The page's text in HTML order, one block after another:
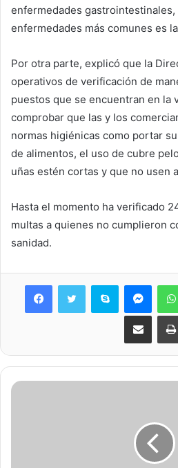
enfermedades gastrointestinales,
enfermedades más comunes es
Por otra parte, explicó que la
operativos de verificación de
puestos que se encuentran en la
comprobar que las y los
normas higiénicas como portar
de alimentos, el uso de cubre
uñas estén cortas y que no usen
Hasta el momento ha verificado
multas a quienes no cumplieron
sanidad.
Skype
Share via Email